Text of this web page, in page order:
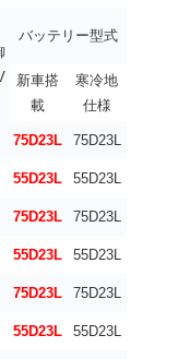
バッテリー型式
新車搭
載
寒冷地
仕様
75D23L 75D23L
55D23L 55D23L
75D23L 75D23L
55D23L 55D23L
75D23L 75D23L
55D23L 55D23L